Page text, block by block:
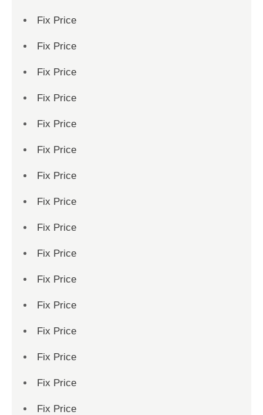
Fix Price
Fix Price
Fix Price
Fix Price
Fix Price
Fix Price
Fix Price
Fix Price
Fix Price
Fix Price
Fix Price
Fix Price
Fix Price
Fix Price
Fix Price
Fix Price